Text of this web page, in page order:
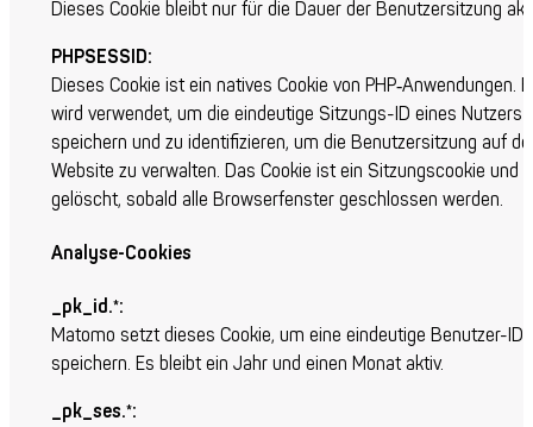
Dieses Cookie bleibt nur für die Dauer der Benutzersitzung
PHPSESSID:
Dieses Cookie ist ein natives Cookie von PHP‑Anwendungen.
wird verwendet, um die eindeutige Sitzungs-ID eines Nutzers
speichern und zu identifizieren, um die Benutzersitzung auf
Website zu verwalten. Das Cookie ist ein Sitzungscookie und
gelöscht, sobald alle Browserfenster geschlossen werden.
Analyse-Cookies
_pk_id.*:
Matomo setzt dieses Cookie, um eine eindeutige Benutzer-ID
speichern. Es bleibt ein Jahr und einen Monat aktiv.
_pk_ses.*: